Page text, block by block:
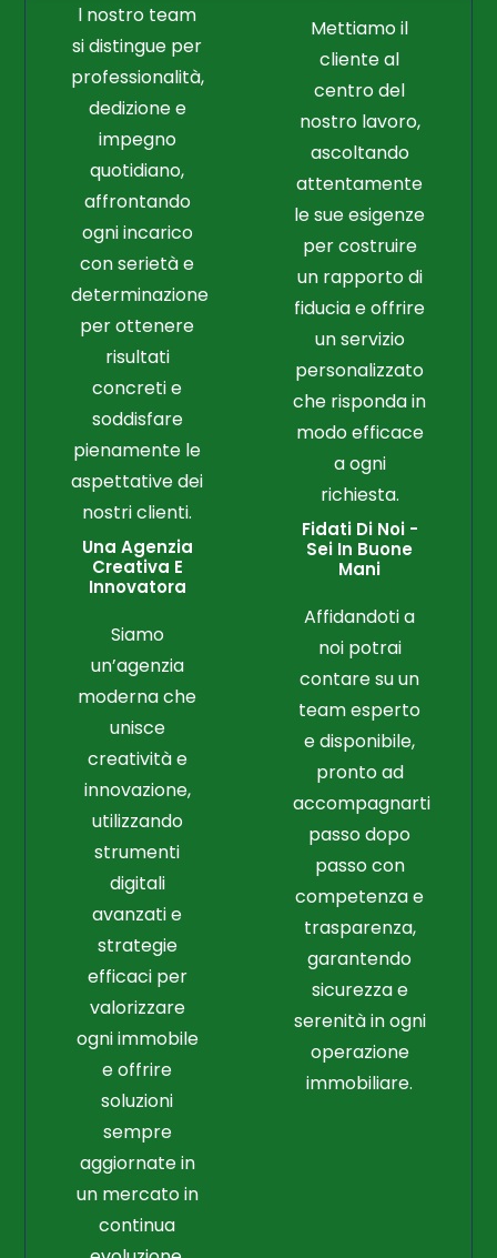
l nostro team
si distingue per
professionalità,
dedizione e
impegno
quotidiano,
affrontando
ogni incarico
con serietà e
determinazione
per ottenere
risultati
concreti e
soddisfare
pienamente le
aspettative dei
nostri clienti.
Una Agenzia
Creativa E
Innovatora
Siamo
un’agenzia
moderna che
unisce
creatività e
innovazione,
utilizzando
strumenti
digitali
avanzati e
strategie
efficaci per
valorizzare
ogni immobile
e offrire
soluzioni
sempre
aggiornate in
un mercato in
continua
Mettiamo il
cliente al
centro del
nostro lavoro,
ascoltando
attentamente
le sue esigenze
per costruire
un rapporto di
fiducia e offrire
un servizio
personalizzato
che risponda in
modo efficace
a ogni
richiesta.
Fidati Di Noi -
Sei In Buone
Mani
Affidandoti a
noi potrai
contare su un
team esperto
e disponibile,
pronto ad
accompagnarti
passo dopo
passo con
competenza e
trasparenza,
garantendo
sicurezza e
serenità in ogni
operazione
immobiliare.